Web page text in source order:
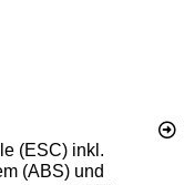
(ESC) inkl.
(ABS) und